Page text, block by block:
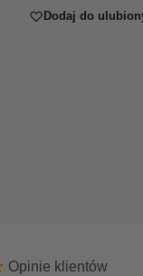
Dodaj do
Opinie klientów